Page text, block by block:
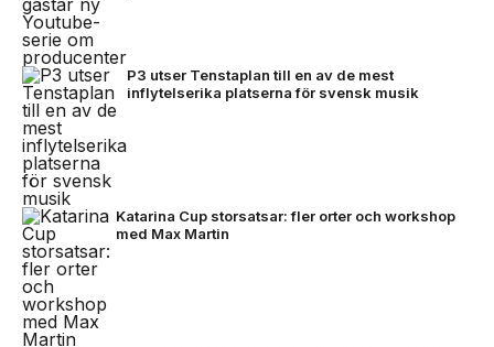
P3 utser Tenstaplan till en av de mest
inflytelserika platserna för svensk musik
Katarina Cup storsatsar: fler orter och workshop
med Max Martin